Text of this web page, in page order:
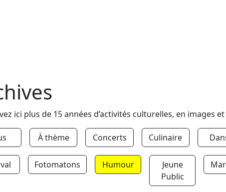
ici plus de 15 années d’activités culturelles, en images
À thème Concerts Culinaire
Fotomatons Humour
Jeune
Public